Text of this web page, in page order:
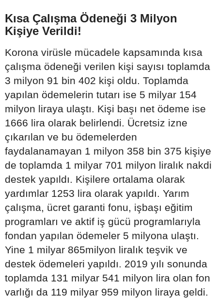
Kısa Çalışma Ödeneği 3 Milyon
Kişiye Verildi!
Korona virüsle mücadele kapsamında kısa
çalışma ödeneği verilen kişi sayısı toplamda
3 milyon 91 bin 402 kişi oldu. Toplamda
yapılan ödemelerin tutarı ise 5 milyar 154
milyon liraya ulaştı. Kişi başı net ödeme ise
1666 lira olarak belirlendi. Ücretsiz izne
çıkarılan ve bu ödemelerden
faydalanamayan 1 milyon 358 bin 375 kişiye
de toplamda 1 milyar 701 milyon liralık nakdi
destek yapıldı. Kişilere ortalama olarak
yardımlar 1253 lira olarak yapıldı. Yarım
çalışma, ücret garanti fonu, işbaşı eğitim
programları ve aktif iş gücü programlarıyla
fondan yapılan ödemeler 5 milyona ulaştı.
Yine 1 milyar 865milyon liralık teşvik ve
destek ödemeleri yapıldı. 2019 yılı sonunda
toplamda 131 milyar 541 milyon lira olan fon
varlığı da 119 milyar 959 milyon liraya geldi.